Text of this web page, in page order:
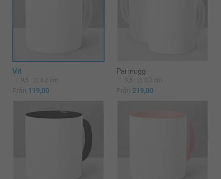
Vit
9,5 8,2 cm
Från 119,00
Parmugg
9,5 8,2 cm
Från 219,00